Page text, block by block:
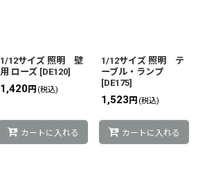
1/12サイズ 照明 壁
用 ローズ [DE120]
1,420円 (税込)
カートに入れる
1/12サイズ 照明 テ
ーブル・ランプ
[DE175]
1,523 円 (税込)
カートに入れる